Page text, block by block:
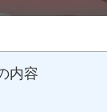
内容